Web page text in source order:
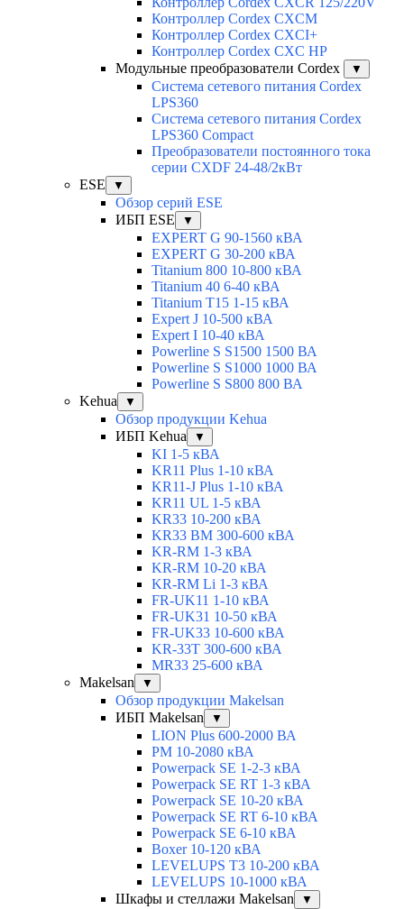
Контроллер Cordex CXCM
Контроллер Cordex CXCI+
Контроллер Cordex CXC HP
Модульные преобразователи Cordex
▼
Система сетевого питания Cordex
LPS360
Система сетевого питания Cordex
LPS360 Compact
Преобразователи постоянного тока
серии CXDF 24-48/2кВт
ESE
▼
Обзор серий ESE
ИБП ESE
▼
EXPERT G 90-1560 кВА
EXPERT G 30-200 кВА
Titanium 800 10-800 кВА
Titanium 40 6-40 кВА
Titanium T15 1-15 кВА
Expert J 10-500 кВА
Expert I 10-40 кВА
Powerline S S1500 1500 ВА
Powerline S S1000 1000 ВА
Powerline S S800 800 ВА
Kehua
▼
Обзор продукции Kehua
ИБП Kehua
▼
KI 1-5 кВА
KR11 Plus 1-10 кВА
KR11-J Plus 1-10 кВА
KR11 UL 1-5 кВА
KR33 10-200 кВА
KR33 BM 300-600 кВА
KR-RM 1-3 кВА
KR-RM 10-20 кВА
KR-RM Li 1-3 кВА
FR-UK11 1-10 кВА
FR-UK31 10-50 кВА
FR-UK33 10-600 кВА
KR-33T 300-600 кВА
MR33 25-600 кВА
Makelsan
▼
Обзор продукции Makelsan
ИБП Makelsan
▼
LION Plus 600-2000 ВА
PM 10-2080 кВА
Powerpack SE 1-2-3 кВА
Powerpack SE RT 1-3 кВА
Powerpack SE 10-20 кВА
Powerpack SE RT 6-10 кВА
Powerpack SE 6-10 кВА
Boxer 10-120 кВА
LEVELUPS T3 10-200 кВА
LEVELUPS 10-1000 кВА
Шкафы и стеллажи Makelsan
▼